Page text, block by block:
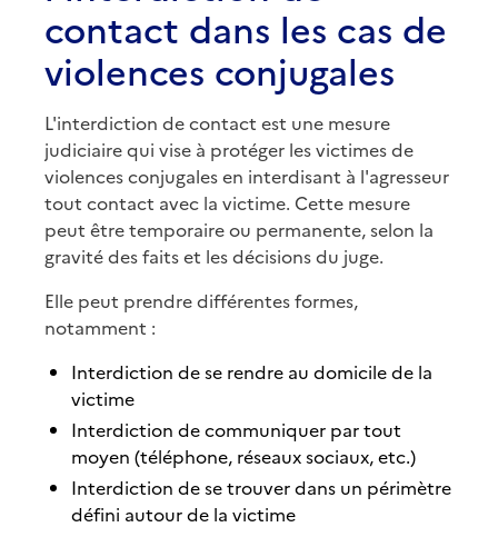
contact dans les cas de
violences conjugales
L'interdiction de contact est une mesure
judiciaire qui vise à protéger les victimes de
violences conjugales en interdisant à l'agresseur
tout contact avec la victime. Cette mesure
peut être temporaire ou permanente, selon la
gravité des faits et les décisions du juge.
Elle peut prendre différentes formes,
notamment :
Interdiction de se rendre au domicile de la
victime
Interdiction de communiquer par tout
moyen (téléphone, réseaux sociaux, etc.)
Interdiction de se trouver dans un périmètre
défini autour de la victime